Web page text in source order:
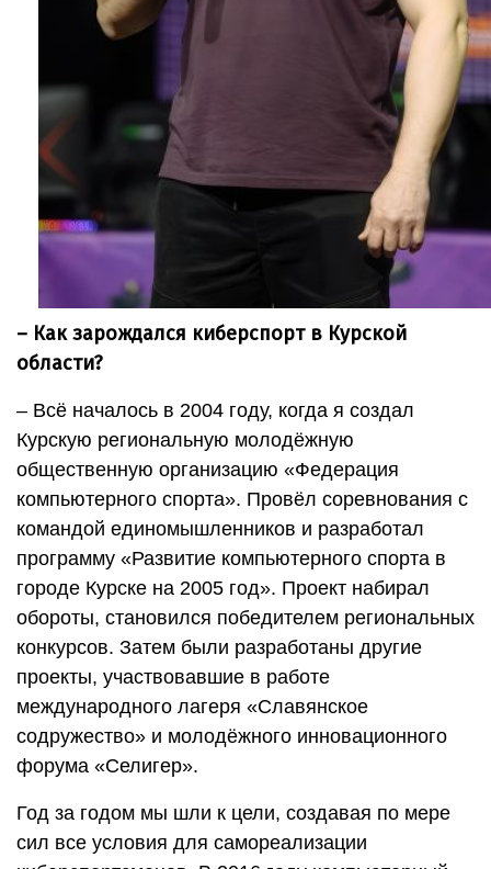
– Как зарождался киберспорт в Курской
области?
– Всё началось в 2004 году, когда я создал
Курскую региональную молодёжную
общественную организацию «Федерация
компьютерного спорта». Провёл соревнования с
командой единомышленников и разработал
программу «Развитие компьютерного спорта в
городе Курске на 2005 год». Проект набирал
обороты, становился победителем региональных
конкурсов. Затем были разработаны другие
проекты, участвовавшие в работе
международного лагеря «Славянское
содружество» и молодёжного инновационного
форума «Селигер».
Год за годом мы шли к цели, создавая по мере
сил все условия для самореализации